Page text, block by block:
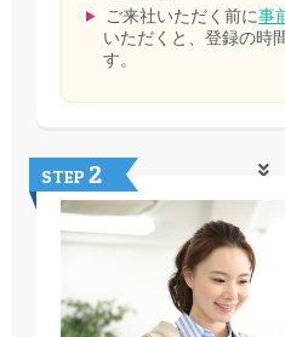
ご来社いただく前に事
いただくと、登録の時
す。
STEP 2